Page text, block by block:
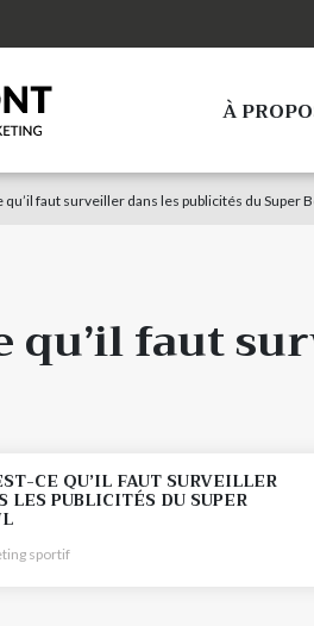
À
qu’il faut surveiller dans les publicités du Super
qu’il faut
CE QU’IL FAUT SURVEILLER
LES PUBLICITÉS DU SUPER
sportif